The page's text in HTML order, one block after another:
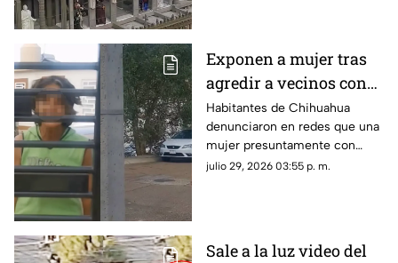
Exponen a mujer tras
agredir a vecinos con
cuchillos en
Chihuahua; revelan
presunta condición
Habitantes de Chihuahua
denunciaron en redes que una
mujer presuntamente con
problemas de salud mental
julio 29, 2026 03:55 p. m.
Sale a la luz video del